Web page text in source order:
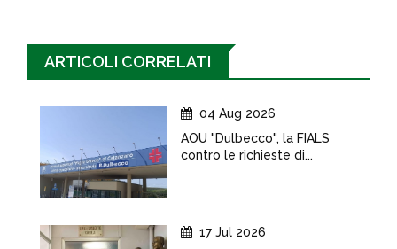
ARTICOLI CORRELATI
04 Aug 2026
AOU "Dulbecco", la FIALS
contro le richieste di...
17 Jul 2026